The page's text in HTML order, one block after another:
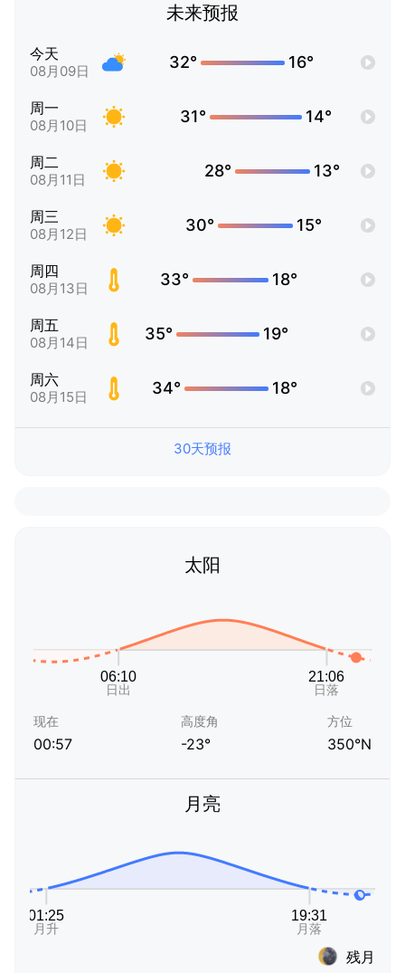
未来预报
今天
08月09日 32° 16°
周一
08月10日 31° 14°
周二
08月11日 28° 13°
周三
08月12日 30° 15°
周四
08月13日 33° 18°
周五
08月14日 35° 19°
周六
08月15日 34° 18°
30天预报
太阳
现在
00:57
高度角
-23°
方位
350°N
月亮
残月